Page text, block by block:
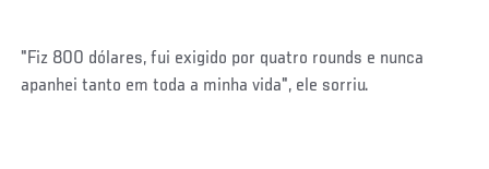
"Fiz 800 dólares, fui exigido por quatro rounds e nunca
apanhei tanto em toda a minha vida", ele sorriu.